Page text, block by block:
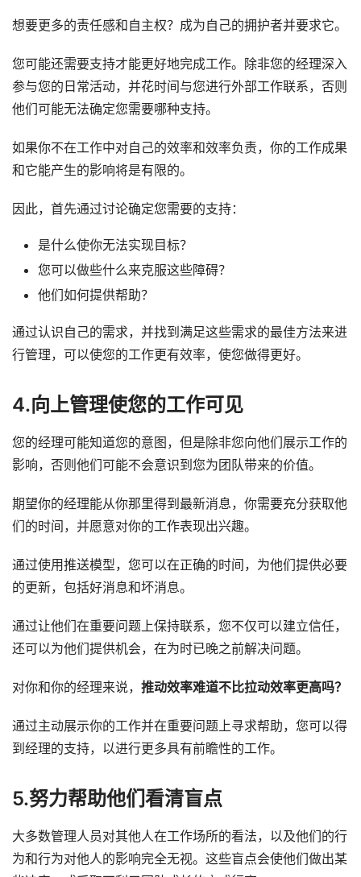
想要更多的责任感和自主权？成为自己的拥护者并要求它。
您可能还需要支持才能更好地完成工作。除非您的经理深入
参与您的日常活动，并花时间与您进行外部工作联系，否则
他们可能无法确定您需要哪种支持。
如果你不在工作中对自己的效率和效率负责，你的工作成果
和它能产生的影响将是有限的。
因此，首先通过讨论确定您需要的支持：
是什么使你无法实现目标？
您可以做些什么来克服这些障碍？
他们如何提供帮助？
通过认识自己的需求，并找到满足这些需求的最佳方法来进
行管理，可以使您的工作更有效率，使您做得更好。
4.向上管理使您的工作可见
您的经理可能知道您的意图，但是除非您向他们展示工作的
影响，否则他们可能不会意识到您为团队带来的价值。
期望你的经理能从你那里得到最新消息，你需要充分获取他
们的时间，并愿意对你的工作表现出兴趣。
通过使用推送模型，您可以在正确的时间，为他们提供必要
的更新，包括好消息和坏消息。
通过让他们在重要问题上保持联系，您不仅可以建立信任，
还可以为他们提供机会，在为时已晚之前解决问题。
对你和你的经理来说， 推动效率难道不比拉动效率更高吗？
通过主动展示你的工作并在重要问题上寻求帮助，您可以得
到经理的支持，以进行更多具有前瞻性的工作。
5.努力帮助他们看清盲点
大多数管理人员对其他人在工作场所的看法，以及他们的行
为和行为对他人的影响完全无视。这些盲点会使他们做出某